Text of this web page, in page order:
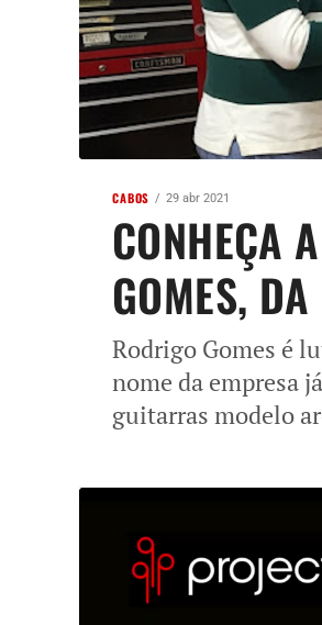
CABOS 29 abr 2021
CONHEÇA
GOMES,
Rodrigo Gomes é
nome da empresa
guitarras modelo